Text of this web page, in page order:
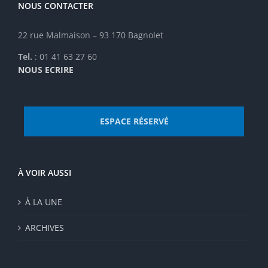
NOUS CONTACTER
22 rue Malmaison – 93 170 Bagnolet
Tel. : 01 41 63 27 60
NOUS ECRIRE
ESPACE RÉSERVÉ
À VOIR AUSSI
À LA UNE
ARCHIVES